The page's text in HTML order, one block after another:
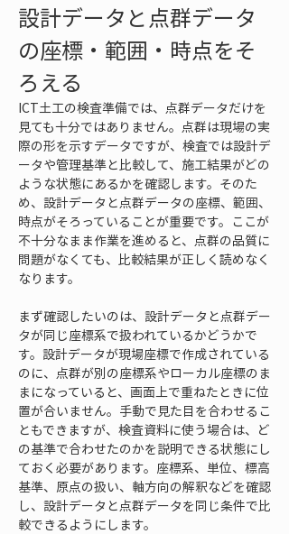
設計データと点群データ
の座標・範囲・時点をそ
ろえる
ICT土工の検査準備では、点群データだけを
見ても十分ではありません。点群は現場の実
際の形を示すデータですが、検査では設計デ
ータや管理基準と比較して、施工結果がどの
ような状態にあるかを確認します。そのた
め、設計データと点群データの座標、範囲、
時点がそろっていることが重要です。ここが
不十分なまま作業を進めると、点群の品質に
問題がなくても、比較結果が正しく読めなく
なります。
まず確認したいのは、設計データと点群デー
タが同じ座標系で扱われているかどうかで
す。設計データが現場座標で作成されている
のに、点群が別の座標系やローカル座標のま
まになっていると、画面上で重ねたときに位
置が合いません。手動で見た目を合わせるこ
ともできますが、検査資料に使う場合は、ど
の基準で合わせたのかを説明できる状態にし
ておく必要があります。座標系、単位、標高
基準、原点の扱い、軸方向の解釈などを確認
し、設計データと点群データを同じ条件で比
較できるようにします。